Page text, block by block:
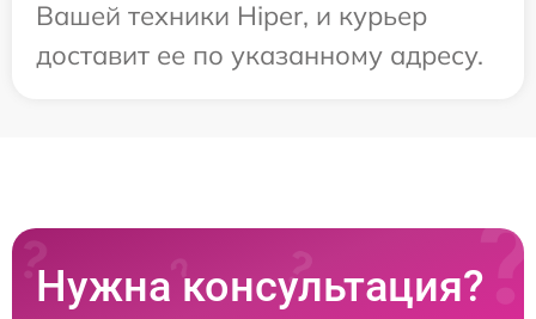
Вашей техники Hiper, и курьер
доставит ее по указанному адресу.
Нужна консультация?